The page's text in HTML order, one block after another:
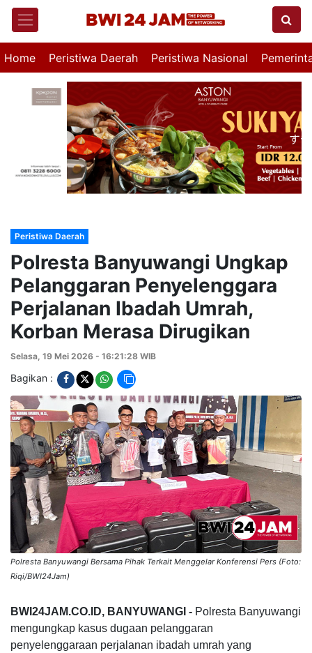
Home Peristiwa Daerah Peristiwa Nasional
Peristiwa Daerah
Polresta Banyuwangi Ungkap
Pelanggaran Penyelenggara
Perjalanan Ibadah Umrah,
Korban Merasa Dirugikan
Selasa, 19 Mei 2026 - 16:21:28 WIB
Bagikan :
Polresta Banyuwangi Bersama Pihak Terkait Menggelar Konferensi Pers (Foto:
Riqi/BWI24Jam)
BWI24JAM.CO.ID, BANYUWANGI - Polresta Banyuwangi
mengungkap kasus dugaan pelanggaran
penyelenggaraan perjalanan ibadah umrah yang